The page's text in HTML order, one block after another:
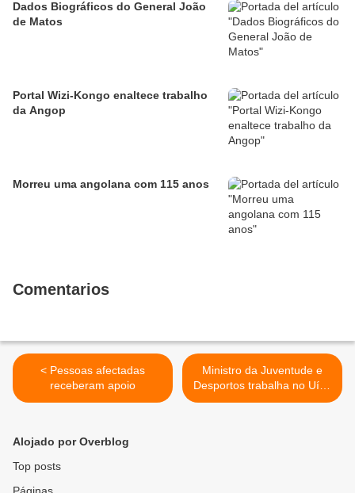
Dados Biográficos do General João
de Matos
Portal Wizi-Kongo enaltece trabalho
da Angop
Morreu uma angolana com 115 anos
Comentarios
< Pessoas afectadas
receberam apoio
Ministro da Juventude e
Desportos trabalha no Uíge
>
Alojado por Overblog
Top posts